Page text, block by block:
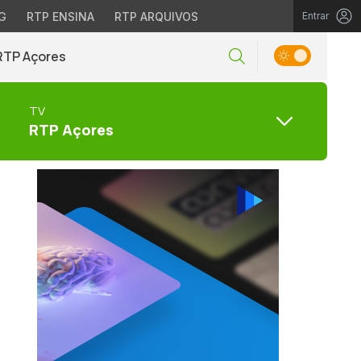
RTP ENSINA RTP ARQUIVOS Entrar
Açores
TV
RTP Açores